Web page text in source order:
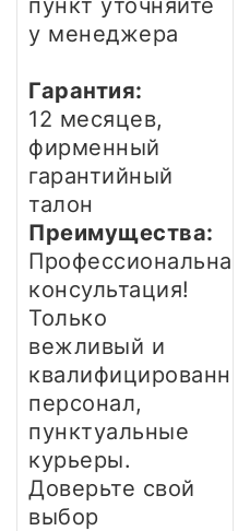
пункт уточняйте
у менеджера
Гарантия:
12 месяцев,
фирменный
гарантийный
талон
Преимущества:
Профессиональная
консультация!
Только
вежливый и
квалифицированный
персонал,
пунктуальные
курьеры.
Доверьте свой
выбор